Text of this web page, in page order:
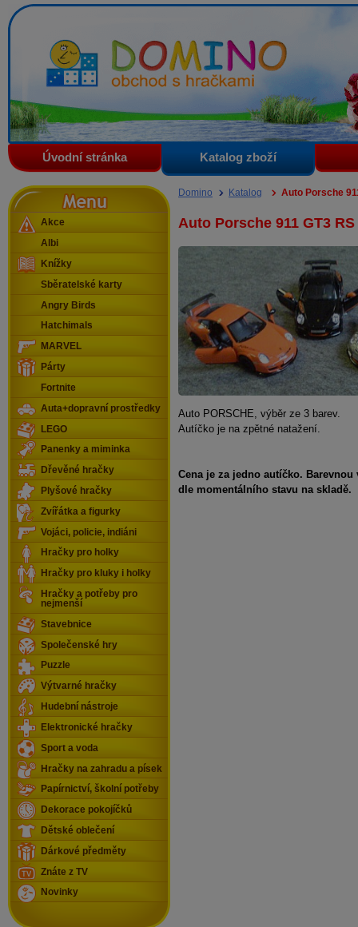
Domino - obchod s hračkami
Úvodní stránka Katalog zboží
Domino Katalog Auto Porsche
Auto Porsche 911 GT3 RS
Auto PORSCHE, výběr ze 3 barev.
Autíčko je na zpětné natažení.
Cena je za jedno autíčko. Barevnou
dle momentálního stavu na skladě.
Menu
Akce
Albi
Knížky
Sběratelské karty
Angry Birds
Hatchimals
MARVEL
Párty
Fortnite
Auta+dopravní prostředky
LEGO
Panenky a miminka
Dřevěné hračky
Plyšové hračky
Zvířátka a figurky
Vojáci, policie, indiáni
Hračky pro holky
Hračky pro kluky i holky
Hračky a potřeby pro
nejmenší
Stavebnice
Společenské hry
Puzzle
Výtvarné hračky
Hudební nástroje
Elektronické hračky
Sport a voda
Hračky na zahradu a písek
Papírnictví, školní potřeby
Dekorace pokojíčků
Dětské oblečení
Dárkové předměty
Znáte z TV
Novinky